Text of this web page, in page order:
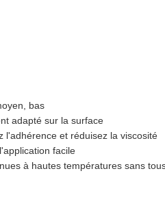
bas
adapté sur la surface
l'adhérence et réduisez la viscosité
facile
à hautes températures sans